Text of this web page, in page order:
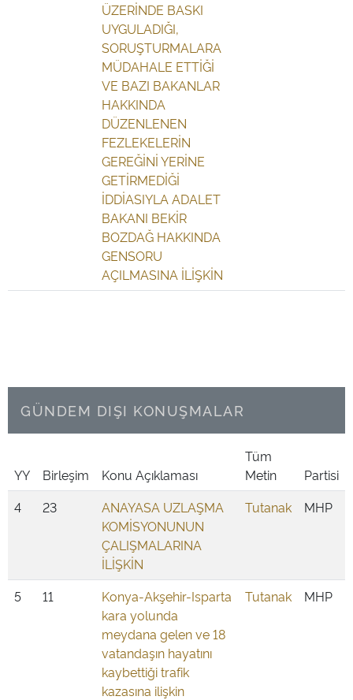
ÜZERİNDE BASKI
UYGULADIĞI,
SORUŞTURMALARA
MÜDAHALE ETTİĞİ
VE BAZI BAKANLAR
HAKKINDA
DÜZENLENEN
FEZLEKELERİN
GEREĞİNİ YERİNE
GETİRMEDİĞİ
İDDİASIYLA ADALET
BAKANI BEKİR
BOZDAĞ HAKKINDA
GENSORU
AÇILMASINA İLİŞKİN
GÜNDEM DIŞI KONUŞMALAR
YY Birleşim Konu Açıklaması
Tüm
Metin
Partisi
4
23
ANAYASA UZLAŞMA
KOMİSYONUNUN
ÇALIŞMALARINA
İLİŞKİN
Tutanak MHP
5 11
Konya-Akşehir-Isparta
kara yolunda
meydana gelen ve 18
vatandaşın hayatını
kaybettiği trafik
kazasına ilişkin
Tutanak MHP